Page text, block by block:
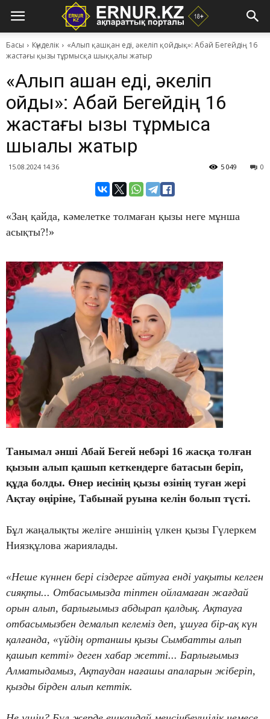
Басы Күнделік
​«Алып қашқан еді, әкеліп қойдық»: Абай Бегейдің 16
жастағы қызы тұрмысқа шыққалы жатыр
​«Алып қашқан еді, әкеліп
қойдық»: Абай Бегейдің 16
жастағы қызы тұрмысқа
шыққалы жатыр
15.08.2024 14:36 0
5 049
«Заң қайда, кәмелетке толмаған қызы неге мұнша
асықты?!»
Танымал әнші Абай Бегей небәрі 16 жасқа толған
қызын алып қашып кеткендерге батасын беріп,
құда болды. Өнер иесінің қызы өзінің туған жері
Ақтау өңіріне, Табынай руына келін болып түсті.
Бұл жаңалықты желіге әншінің үлкен қызы Гүлеркем
Ниязқұлова жариялады.
«Неше күннен бері сіздерге айтуға енді уақыты келген
сияқты... Отбасымызда тіптен ойламаған жағдай
орын алып, барлығымыз абдырап қалдық. Ақтауға
отбасымызбен демалып келеміз деп, ұшуға бір-ақ күн
қалғанда, «үйдің ортаншы қызы Сымбатты алып
қашып кетті» деген хабар жетті... Барлығымыз
Алматыдамыз, Ақтаудан нағашы апаларын жіберіп,
қызды бірден алып кеттік.